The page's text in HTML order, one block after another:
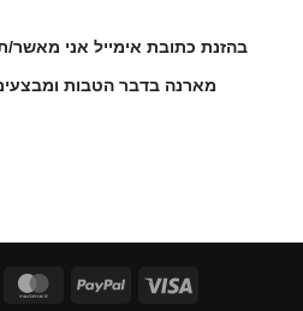
בהזנת כתובת אימייל אני מאשר/ת
מארנה בדבר הטבות
Visa
PayPal